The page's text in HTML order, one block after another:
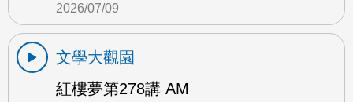
2026/07/09
文學大觀園
紅樓夢第278講 AM